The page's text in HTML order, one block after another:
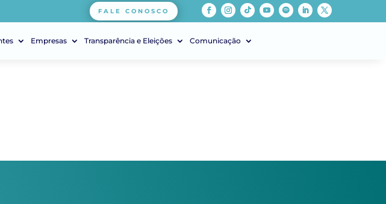
FALE CONOSCO
Empresas Transparência e Eleições Comunicação